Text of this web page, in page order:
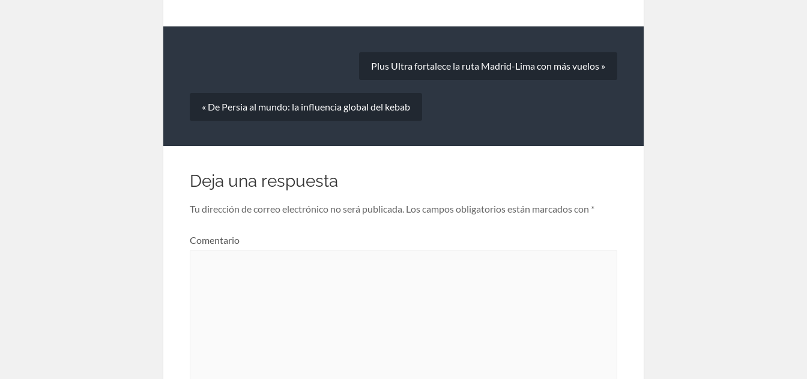
Plus Ultra fortalece la ruta Madrid-Lima con más vuelos »
« De Persia al mundo: la influencia global del kebab
Deja una respuesta
Tu dirección de correo electrónico no será publicada. Los campos obligatorios están marcados con *
Comentario